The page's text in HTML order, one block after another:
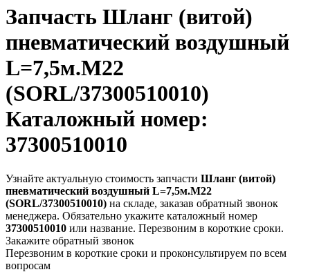
Запчасть Шланг (витой)
пневматический воздушный
L=7,5м.М22
(SORL/37300510010)
Каталожный номер:
37300510010
Узнайте актуальную стоимость запчасти Шланг (витой)
пневматический воздушный L=7,5м.М22
(SORL/37300510010) на складе, заказав обратный звонок
менеджера. Обязательно укажите каталожный номер
37300510010 или название. Перезвоним в короткие сроки.
Закажите обратный звонок
Перезвоним в короткие сроки и проконсультируем по всем
вопросам